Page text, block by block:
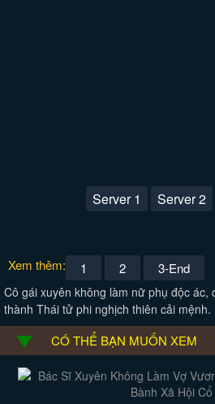
Server 1 Server 2
Xem thêm: 1 2 3-End
Cô gái xuyên không làm nữ phụ độc
thành Thái tử phi nghịch thiên cải mệnh.
CÓ THỂ BẠN MUỐN XEM